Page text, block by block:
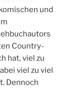
und
Country-
hat, viel zu
viel zu viel
Dennoch